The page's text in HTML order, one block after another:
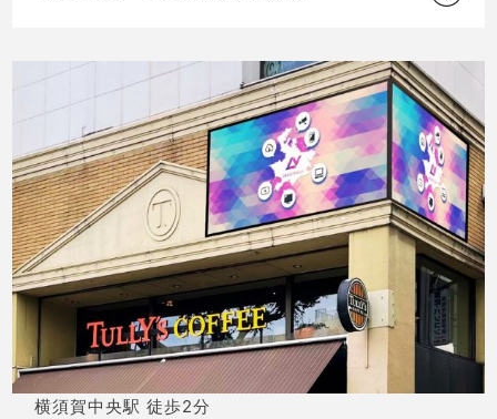
横須賀中央駅 徒歩2分